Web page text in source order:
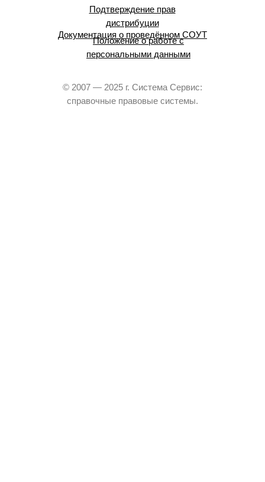
Подтверждение прав
дистрибуции
Документация о проведённом СОУТ
Положение о работе с
персональными данными
© 2007 — 2025 г. Система Сервис:
справочные правовые системы.